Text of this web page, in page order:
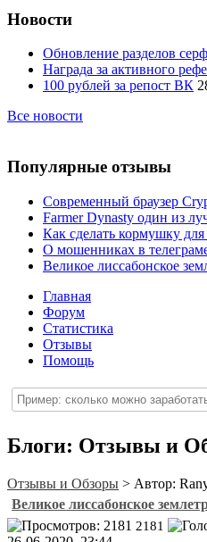
Новости
Обновление разделов
Награда за активного
100 рублей за репост ВК
Все новости
Популярные отзывы
Современный браузер
Farmer Dynasty один из
Как сделать кормушку для
О мошенниках в
Великое лиссабонское
Главная
Форум
Статистика
Отзывы
Помощь
Блоги: Отзывы и
Отзывы и Обзоры > Автор:
Великое лиссабонское
2181